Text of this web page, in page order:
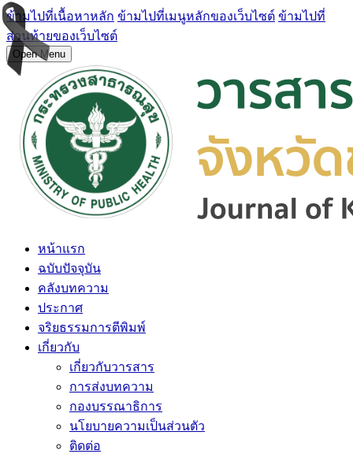
ข้ามไปที่เนื้อหาหลัก ข้ามไปที่เมนูหลักของเว็บไซต์ ข้ามไปที่
ส่วนท้ายของเว็บไซต์
Open Menu
หน้าแรก
ฉบับปัจจุบัน
คลังบทความ
ประกาศ
จริยธรรมการตีพิมพ์
เกี่ยวกับ
เกี่ยวกับวารสาร
การส่งบทความ
กองบรรณาธิการ
นโยบายความเป็นส่วนตัว
ติดต่อ